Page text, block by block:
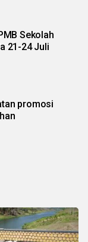
Sekolah
21-24 Juli
promosi